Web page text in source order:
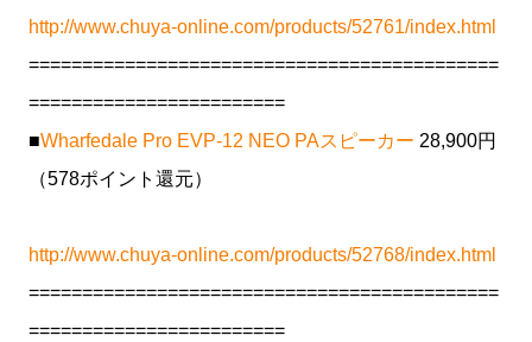
http://www.chuya-online.com/products/52761/index.html
============================================
========================
■Wharfedale Pro EVP-12 NEO PAスピーカー 28,900円
（578ポイント還元）
http://www.chuya-online.com/products/52768/index.html
============================================
========================